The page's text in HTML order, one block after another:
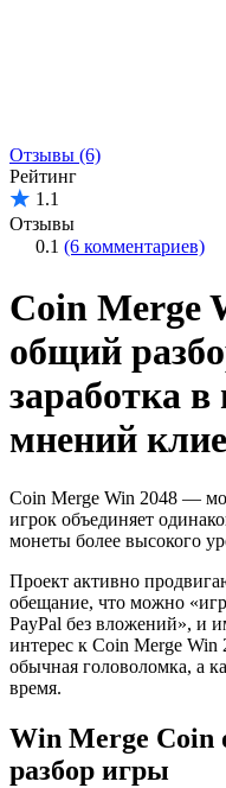
Отзывы (6)
Рейтинг
1.1
Отзывы
0.1 (6 комментариев)
Coin Merge
общий
заработка в
мнений
Coin Merge Win 2048 —
игрок объединяет
монеты более высокого
Проект активно
обещание, что можно
PayPal без вложений», и
интерес к Coin Merge Win
обычная головоломка, а
время.
Win Merge Coin
разбор игры